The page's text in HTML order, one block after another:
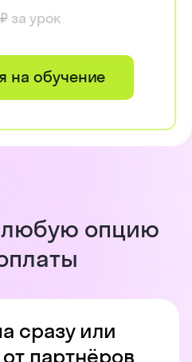
за урок
на обучение
опцию
сразу или
партнёров